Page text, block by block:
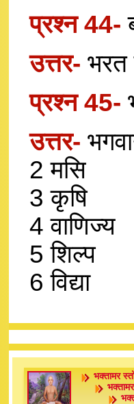
प्रश्न 44-
उत्तर- भरत
प्रश्न 45-
उत्तर-
2 मसि
3 कृषि
4 वाणिज्य
5 शिल्प
6 विद्या
भक्तामर